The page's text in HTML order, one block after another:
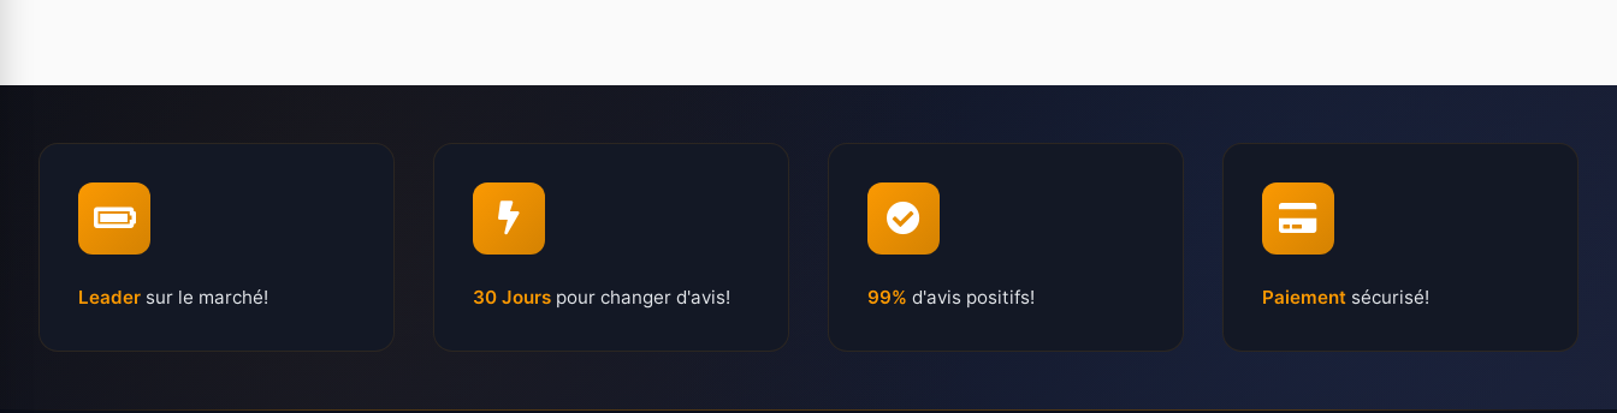
Leader sur le marché! 30 Jours pour changer d'avis! 99% d'avis positifs! Paiement sécurisé!